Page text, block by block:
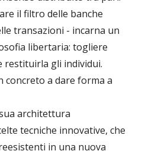
il filtro delle banche
transazioni - incarna un
libertaria: togliere
restituirla gli individui.
concreto a dare forma a
architettura
tecniche innovative, che
in una nuova